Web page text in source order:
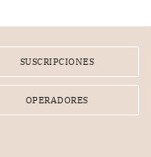
and greet con
SUSCRIPCIONES
OPERADORES